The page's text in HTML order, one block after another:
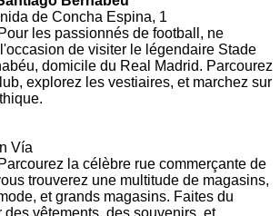
de Concha Espina, 1
Pour les passionnés de football, ne
de visiter le légendaire Stade
domicile du Real Madrid. Parcourez
explorez les vestiaires, et marchez sur
Vía
Parcourez la célèbre rue commerçante de
trouverez une multitude de magasins,
et grands magasins. Faites du
vêtements, des souvenirs, et